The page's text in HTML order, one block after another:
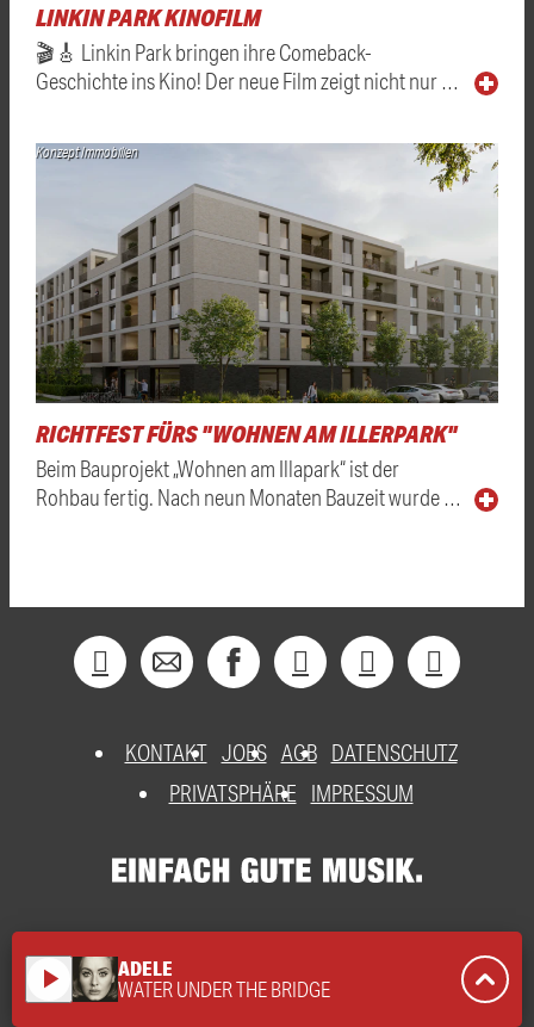
LINKIN PARK KINOFILM
🎬🎸 Linkin Park bringen ihre Comeback-
Geschichte ins Kino! Der neue Film zeigt nicht nur …
Konzept Immobilien
RICHTFEST FÜRS "WOHNEN AM ILLERPARK"
Beim Bauprojekt „Wohnen am Illapark“ ist der
Rohbau fertig. Nach neun Monaten Bauzeit wurde …
KONTAKT JOBS AGB DATENSCHUTZ
PRIVATSPHÄRE
IMPRESSUM
play_arrow ADELE
WATER UNDER THE BRIDGE